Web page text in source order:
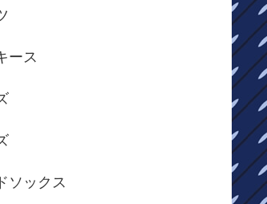
ース
ソックス